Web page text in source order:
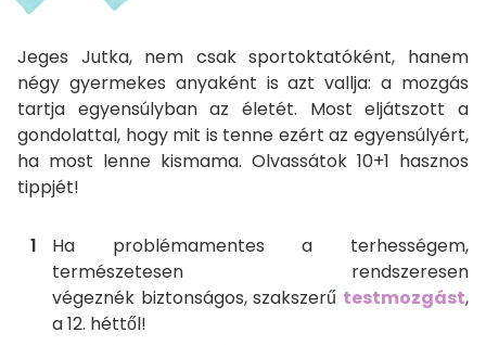
Jeges Jutka, nem csak sportoktatóként, hanem
négy gyermekes anyaként is azt vallja: a mozgás
tartja egyensúlyban az életét. Most eljátszott a
gondolattal, hogy mit is tenne ezért az egyensúlyért,
ha most lenne kismama. Olvassátok 10+1 hasznos
tippjét!
Ha problémamentes a terhességem,
természetesen rendszeresen
végeznék biztonságos, szakszerű testmozgást,
a 12. héttől!